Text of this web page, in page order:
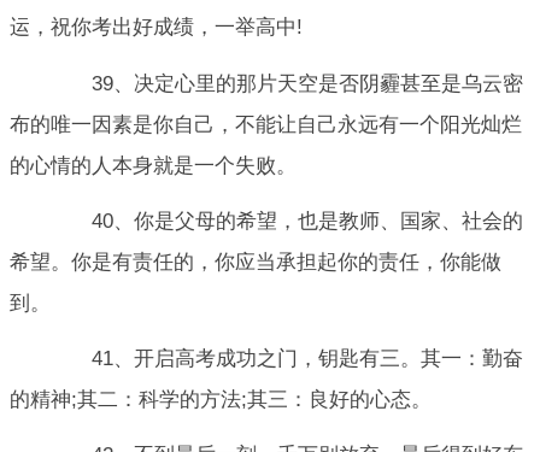
运，祝你考出好成绩，一举高中!
39、决定心里的那片天空是否阴霾甚至是乌云密
布的唯一因素是你自己，不能让自己永远有一个阳光灿烂
的心情的人本身就是一个失败。
40、你是父母的希望，也是教师、国家、社会的
希望。你是有责任的，你应当承担起你的责任，你能做
到。
41、开启高考成功之门，钥匙有三。其一：勤奋
的精神;其二：科学的方法;其三：良好的心态。